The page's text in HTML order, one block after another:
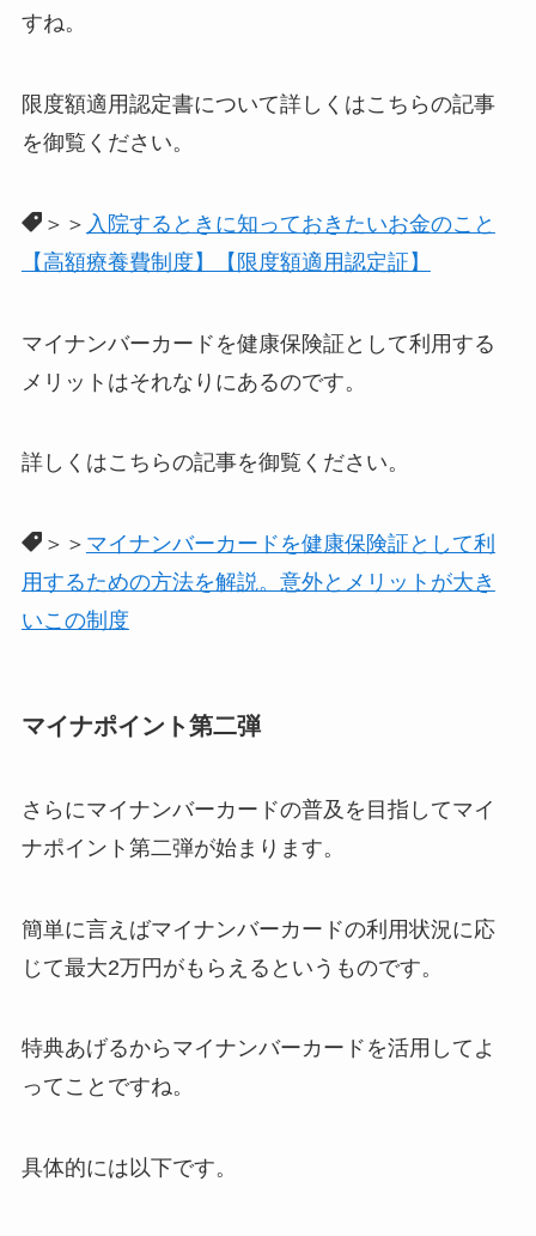
すね。
限度額適用認定書について詳しくはこちらの記事
を御覧ください。
＞＞ 入院するときに知っておきたいお金のこと
【高額療養費制度】【限度額適用認定証】
マイナンバーカードを健康保険証として利用する
メリットはそれなりにあるのです。
詳しくはこちらの記事を御覧ください。
＞＞ マイナンバーカードを健康保険証として利
用するための方法を解説。意外とメリットが大き
いこの制度
マイナポイント第二弾
さらにマイナンバーカードの普及を目指してマイ
ナポイント第二弾が始まります。
簡単に言えばマイナンバーカードの利用状況に応
じて最大2万円がもらえるというものです。
特典あげるからマイナンバーカードを活用してよ
ってことですね。
具体的には以下です。